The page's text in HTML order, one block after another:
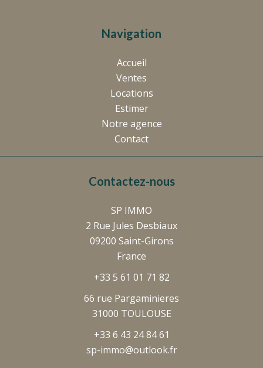
Navigation
Accueil
Ventes
Locations
Estimer
Notre agence
Contact
Contactez-nous
SP IMMO
2 Rue Jules Desbiaux
09200 Saint-Girons
France
+33 5 61 01 71 82
66 rue Pargaminieres
31000 TOULOUSE
+33 6 43 24 84 61
sp-immo@outlook.fr